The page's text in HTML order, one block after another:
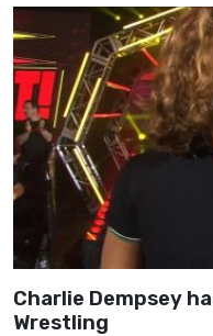
Charlie Dempsey
Wrestling